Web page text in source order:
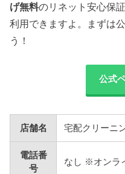
げ無料のリネット安心保
利用できますよ。まずは
う！
公式
店舗名 宅配クリーニ
電話番
号
なし ※オンラ